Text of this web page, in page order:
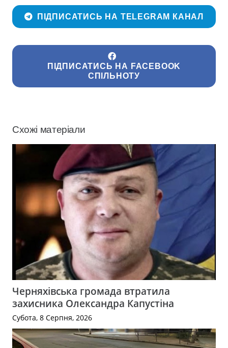
ПІДПИСАТИСЬ НА TELEGRAM КАНАЛ
ПІДПИСАТИСЬ НА FACEBOOK
СПІЛЬНОТУ
Схожі матеріали
Черняхівська громада втратила
захисника Олександра Капустіна
Субота, 8 Серпня, 2026